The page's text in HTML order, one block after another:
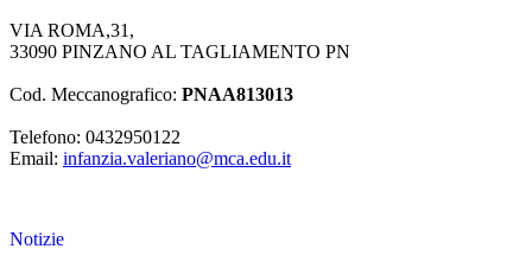
VIA ROMA,31,
33090 PINZANO AL TAGLIAMENTO PN
Cod. Meccanografico: PNAA813013
Telefono: 0432950122
Email: infanzia.valeriano@mca.edu.it
Notizie